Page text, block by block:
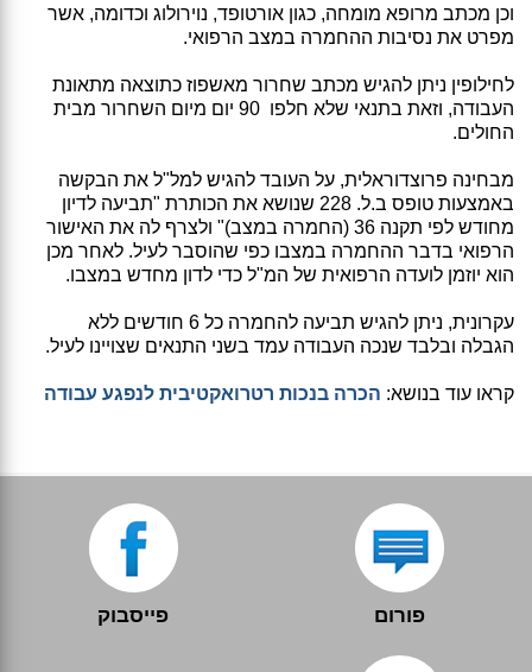
וכן מכתב מרופא מומחה, כגון אורטופד, נוירולוג וכדומה, אשר
מפרט את נסיבות ההחמרה במצב הרפואי.
לחילופין ניתן להגיש מכתב שחרור מאשפוז כתוצאה מתאונת
העבודה, וזאת בתנאי שלא חלפו 90 יום מיום השחרור מבית
החולים.
מבחינה פרוצדוראלית, על העובד להגיש למל"ל את הבקשה
באמצעות טופס ב.ל. 228 שנושא את הכותרת "תביעה לדיון
מחודש לפי תקנה 36 (החמרה במצב)" ולצרף לה את האישור
הרפואי בדבר ההחמרה במצבו כפי שהוסבר לעיל. לאחר מכן
הוא יוזמן לועדה הרפואית של המ"ל כדי לדון מחדש במצבו.
עקרונית, ניתן להגיש תביעה להחמרה כל 6 חודשים ללא
הגבלה ובלבד שנכה העבודה עמד בשני התנאים שצויינו לעיל.
קראו עוד בנושא: הכרה בנכות רטרואקטיבית לנפגע עבודה
פורום פייסבוק